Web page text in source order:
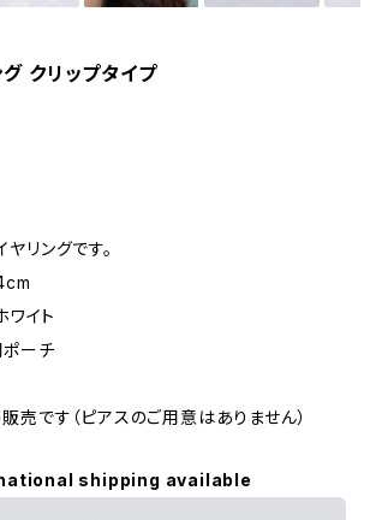
クリップタイプ
リングです。
ワイト
ポーチ
売です（ピアスのご用意はありません）
shipping available